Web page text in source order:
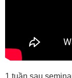
1 tuần sau